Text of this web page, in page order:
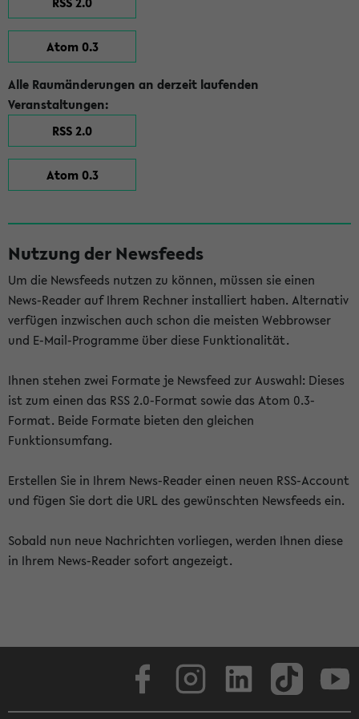
Atom 0.3
Alle Raumänderungen an derzeit laufenden
Veranstaltungen:
RSS 2.0
Atom 0.3
Nutzung der Newsfeeds
Um die Newsfeeds nutzen zu können, müssen sie einen
News-Reader auf Ihrem Rechner installiert haben. Alternativ
verfügen inzwischen auch schon die meisten Webbrowser
und E-Mail-Programme über diese Funktionalität.
Ihnen stehen zwei Formate je Newsfeed zur Auswahl: Dieses
ist zum einen das RSS 2.0-Format sowie das Atom 0.3-
Format. Beide Formate bieten den gleichen
Funktionsumfang.
Erstellen Sie in Ihrem News-Reader einen neuen RSS-Account
und fügen Sie dort die URL des gewünschten Newsfeeds ein.
Sobald nun neue Nachrichten vorliegen, werden Ihnen diese
in Ihrem News-Reader sofort angezeigt.